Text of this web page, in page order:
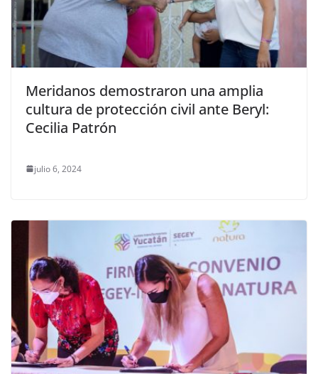
Meridanos demostraron una amplia
cultura de protección civil ante Beryl:
Cecilia Patrón
julio 6, 2024